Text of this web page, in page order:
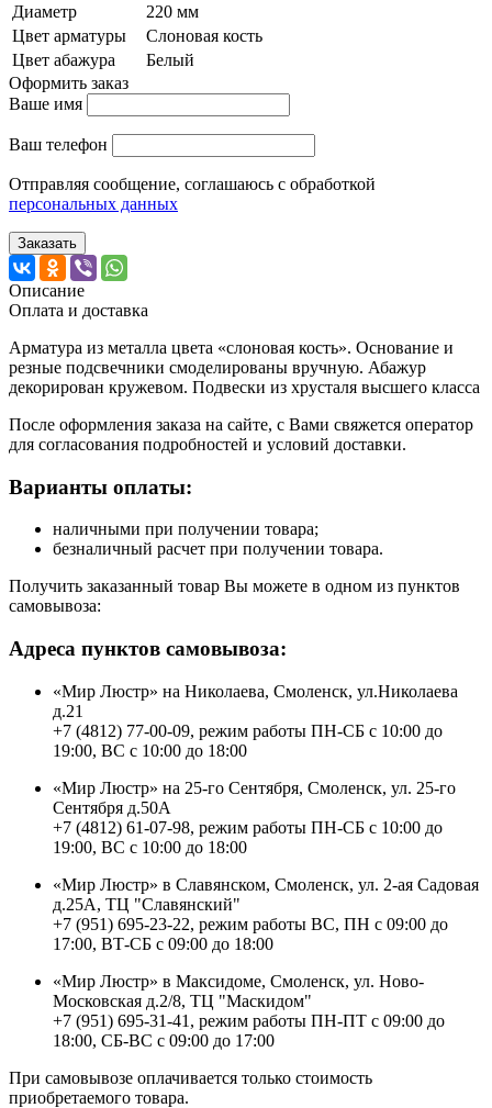
Диаметр
220 мм
Цвет арматуры
Слоновая кость
Цвет абажура
Белый
Оформить заказ
Ваше имя
Ваш телефон
Отправляя сообщение, соглашаюсь с обработкой
персональных данных
Заказать
Описание
Оплата и доставка
Арматура из металла цвета «слоновая кость». Основание и
резные подсвечники смоделированы вручную. Абажур
декорирован кружевом. Подвески из хрусталя высшего класса
После оформления заказа на сайте, с Вами свяжется оператор
для согласования подробностей и условий доставки.
Варианты оплаты:
наличными при получении товара;
безналичный расчет при получении товара.
Получить заказанный товар Вы можете в одном из пунктов
самовывоза:
Адреса пунктов самовывоза:
«Мир Люстр» на Николаева, Смоленск, ул.Николаева
д.21
+7 (4812) 77-00-09, режим работы ПН-СБ с 10:00 до
19:00, ВС с 10:00 до 18:00
«Мир Люстр» на 25-го Сентября, Смоленск, ул. 25-го
Сентября д.50А
+7 (4812) 61-07-98, режим работы ПН-СБ с 10:00 до
19:00, ВС с 10:00 до 18:00
«Мир Люстр» в Славянском, Смоленск, ул. 2-ая Садовая
д.25А, ТЦ "Славянский"
+7 (951) 695-23-22, режим работы ВС, ПН с 09:00 до
17:00, ВТ-СБ с 09:00 до 18:00
«Мир Люстр» в Максидоме, Смоленск, ул. Ново-
Московская д.2/8, ТЦ "Маскидом"
+7 (951) 695-31-41, режим работы ПН-ПТ с 09:00 до
18:00, СБ-ВС с 09:00 до 17:00
При самовывозе оплачивается только стоимость
приобретаемого товара.